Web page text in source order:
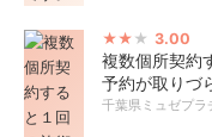
3.00
複数個所契約
予約が取りづ
千葉県ミュゼプラ